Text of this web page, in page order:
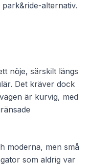
alternativ.
nöje, särskilt längs
Det kräver dock
är kurvig, med
moderna, men små
som aldrig var